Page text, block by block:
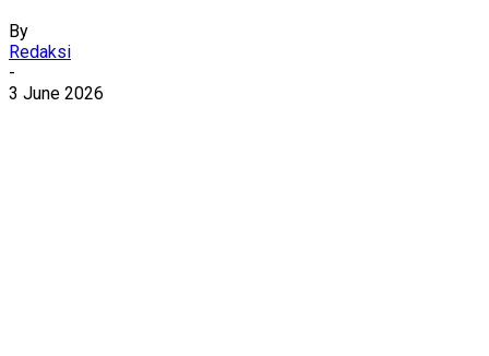
By
Redaksi
-
3 June 2026